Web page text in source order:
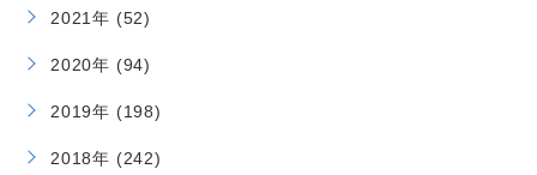
2021年 (52)
2020年 (94)
2019年 (198)
2018年 (242)